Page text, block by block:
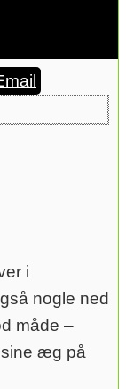
i
nogle ned
måde –
sine æg på